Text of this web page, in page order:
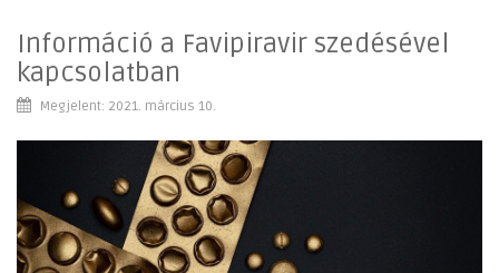
Információ a Favipiravir szedésével
kapcsolatban
Megjelent: 2021. március 10.